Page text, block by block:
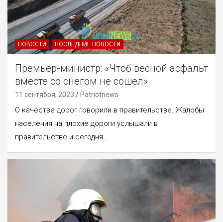
НОВОСТИ ПОСЛЕДНИЕ НОВОСТИ
Премьер-министр: «Чтоб весной асфальт
вместе со снегом не сошел»
11 сентября, 2023 Patriotnews
О качестве дорог говорили в правительстве. Жалобы
населения на плохие дороги услышали в
правительстве и сегодня…